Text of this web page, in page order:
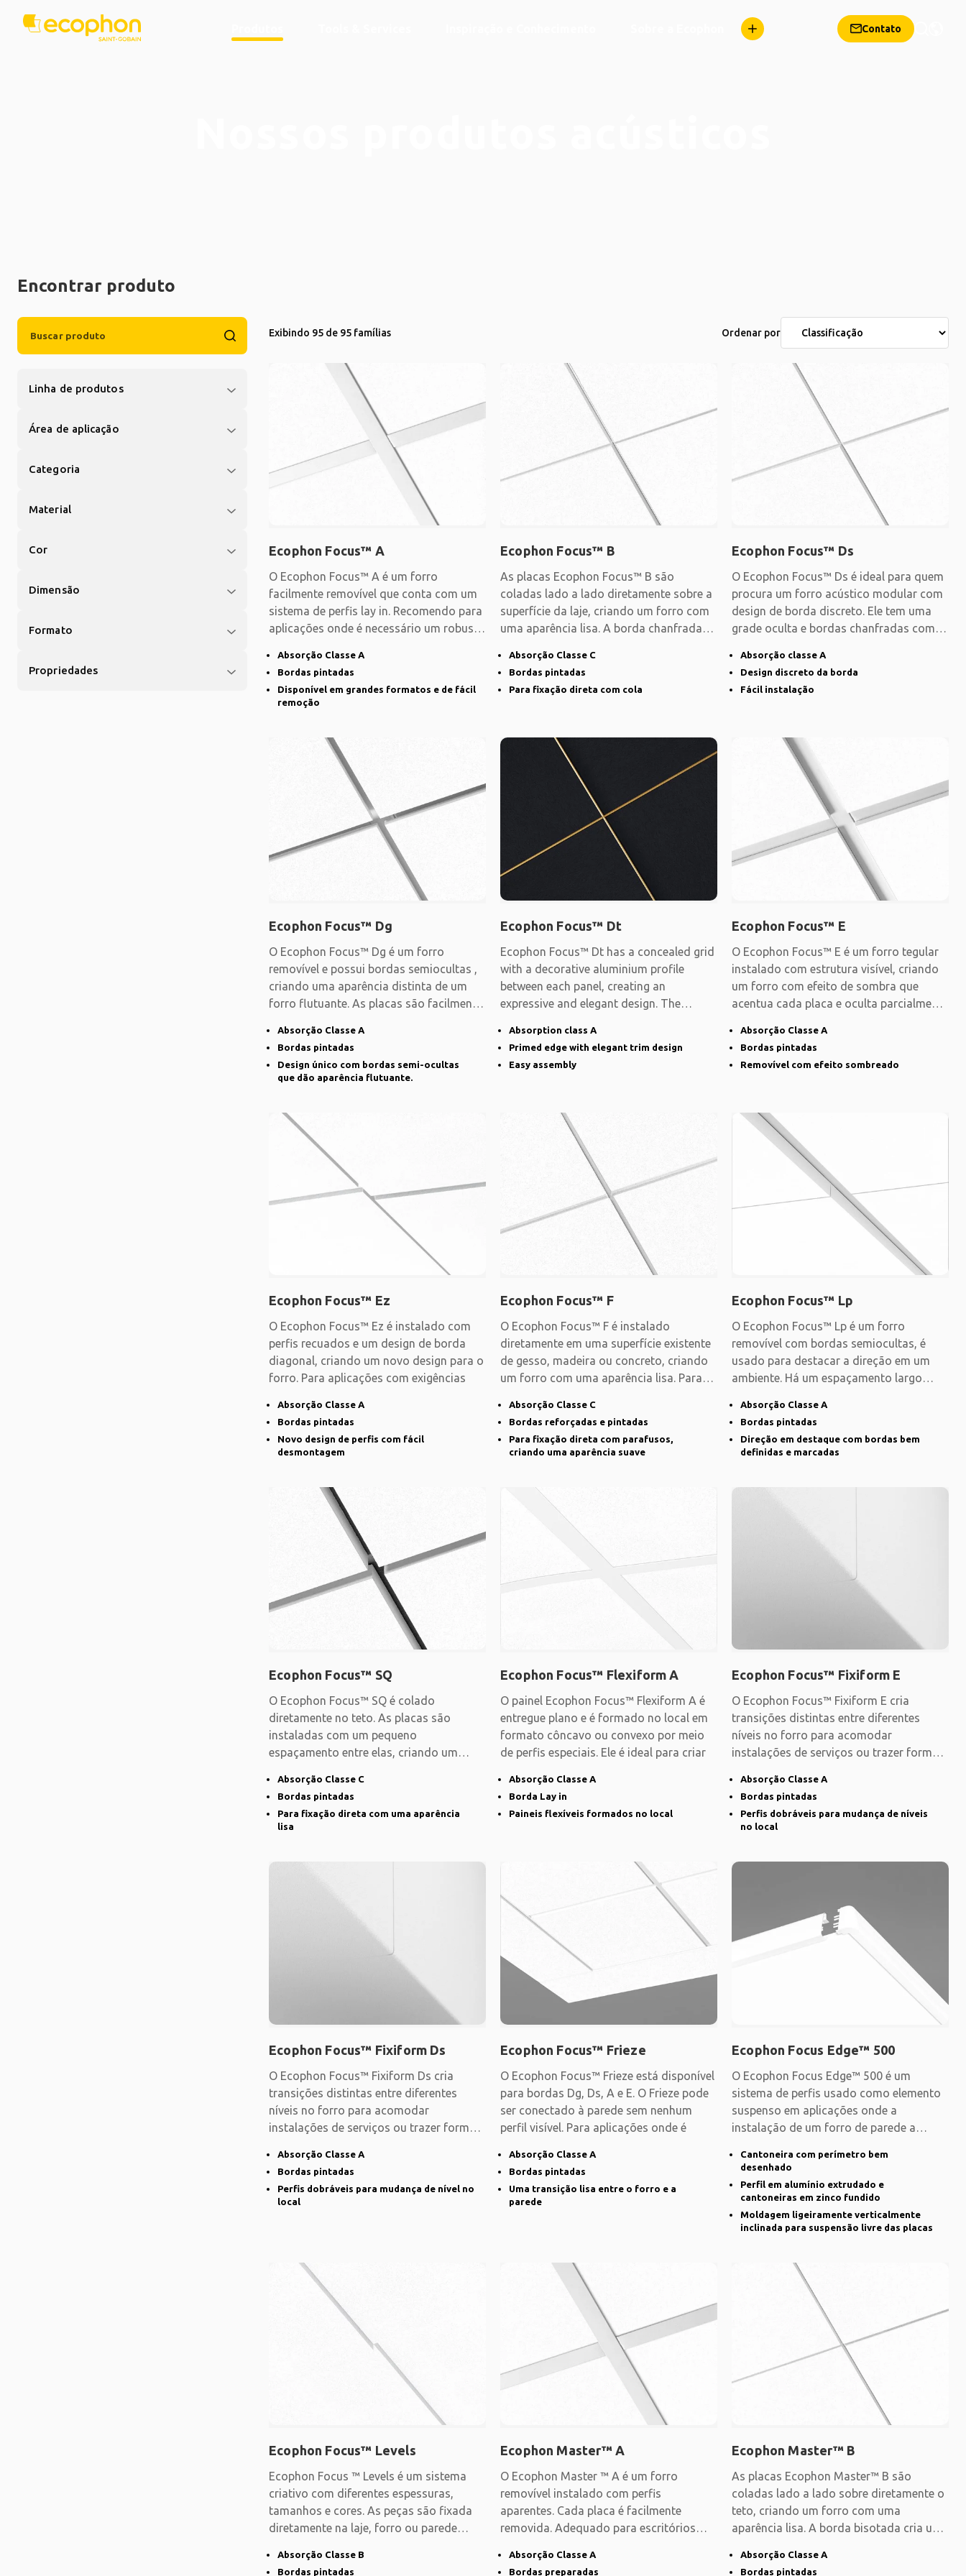
Contato
Encontrar produto
Linha de produtos
Área de aplicação
Categoria
Material
Cor
Dimensão
Formato
Propriedades
Exibindo 95 de 95 famílias Ordenar por
Ecophon Focus™ A
O Ecophon Focus™ A é um forro
facilmente removível que conta com um
sistema de perfis lay in. Recomendo para
aplicações onde é necessário um robusto
Absorção Classe A
Bordas pintadas
Disponível em grandes formatos e de fácil
remoção
Ecophon Focus™ B
As placas Ecophon Focus™ B são
coladas lado a lado diretamente sobre a
superfície da laje, criando um forro com
uma aparência lisa. A borda chanfrada
Absorção Classe C
Bordas pintadas
Para fixação direta com cola
Ecophon Focus™ Ds
O Ecophon Focus™ Ds é ideal para quem
procura um forro acústico modular com
design de borda discreto. Ele tem uma
grade oculta e bordas chanfradas com
Absorção classe A
Design discreto da borda
Fácil instalação
Ecophon Focus™ Dg
O Ecophon Focus™ Dg é um forro
removível e possui bordas semiocultas ,
criando uma aparência distinta de um
forro flutuante. As placas são facilmente
Absorção Classe A
Bordas pintadas
Design único com bordas semi-ocultas
que dão aparência flutuante.
Ecophon Focus™ Dt
Ecophon Focus™ Dt has a concealed grid
with a decorative aluminium profile
between each panel, creating an
expressive and elegant design. The
Absorption class A
Primed edge with elegant trim design
Easy assembly
Ecophon Focus™ E
O Ecophon Focus™ E é um forro tegular
instalado com estrutura visível, criando
um forro com efeito de sombra que
acentua cada placa e oculta parcialmente
Absorção Classe A
Bordas pintadas
Removível com efeito sombreado
Ecophon Focus™ Ez
O Ecophon Focus™ Ez é instalado com
perfis recuados e um design de borda
diagonal, criando um novo design para o
forro. Para aplicações com exigências
Absorção Classe A
Bordas pintadas
Novo design de perfis com fácil
desmontagem
Ecophon Focus™ F
O Ecophon Focus™ F é instalado
diretamente em uma superfície existente
de gesso, madeira ou concreto, criando
um forro com uma aparência lisa. Para
Absorção Classe C
Bordas reforçadas e pintadas
Para fixação direta com parafusos,
criando uma aparência suave
Ecophon Focus™ Lp
O Ecophon Focus™ Lp é um forro
removível com bordas semiocultas, é
usado para destacar a direção em um
ambiente. Há um espaçamento largo
Absorção Classe A
Bordas pintadas
Direção em destaque com bordas bem
definidas e marcadas
Ecophon Focus™ SQ
O Ecophon Focus™ SQ é colado
diretamente no teto. As placas são
instaladas com um pequeno
espaçamento entre elas, criando um
Absorção Classe C
Bordas pintadas
Para fixação direta com uma aparência
lisa
Ecophon Focus™ Flexiform A
O painel Ecophon Focus™ Flexiform A é
entregue plano e é formado no local em
formato côncavo ou convexo por meio
de perfis especiais. Ele é ideal para criar
Absorção Classe A
Borda Lay in
Paineis flexíveis formados no local
Ecophon Focus™ Fixiform E
O Ecophon Focus™ Fixiform E cria
transições distintas entre diferentes
níveis no forro para acomodar
instalações de serviços ou trazer forma e
Absorção Classe A
Bordas pintadas
Perfis dobráveis para mudança de níveis
no local
Ecophon Focus™ Fixiform Ds
O Ecophon Focus™ Fixiform Ds cria
transições distintas entre diferentes
níveis no forro para acomodar
instalações de serviços ou trazer forma e
Absorção Classe A
Bordas pintadas
Perfis dobráveis para mudança de nível no
local
Ecophon Focus™ Frieze
O Ecophon Focus™ Frieze está disponível
para bordas Dg, Ds, A e E. O Frieze pode
ser conectado à parede sem nenhum
perfil visível. Para aplicações onde é
Absorção Classe A
Bordas pintadas
Uma transição lisa entre o forro e a
parede
Ecophon Focus Edge™ 500
O Ecophon Focus Edge™ 500 é um
sistema de perfis usado como elemento
suspenso em aplicações onde a
instalação de um forro de parede a
Cantoneira com perímetro bem
desenhado
Perfil em alumínio extrudado e
cantoneiras em zinco fundido
Moldagem ligeiramente verticalmente
inclinada para suspensão livre das placas
Ecophon Focus™ Levels
Ecophon Focus ™ Levels é um sistema
criativo com diferentes espessuras,
tamanhos e cores. As peças são fixada
diretamente na laje, forro ou parede
Absorção Classe B
Bordas pintadas
Ecophon Master™ A
O Ecophon Master ™ A é um forro
removível instalado com perfis
aparentes. Cada placa é facilmente
removida. Adequado para escritórios
Absorção Classe A
Bordas preparadas
Ecophon Master™ B
As placas Ecophon Master™ B são
coladas lado a lado sobre diretamente o
teto, criando um forro com uma
aparência lisa. A borda bisotada cria uma
Absorção Classe A
Bordas pintadas